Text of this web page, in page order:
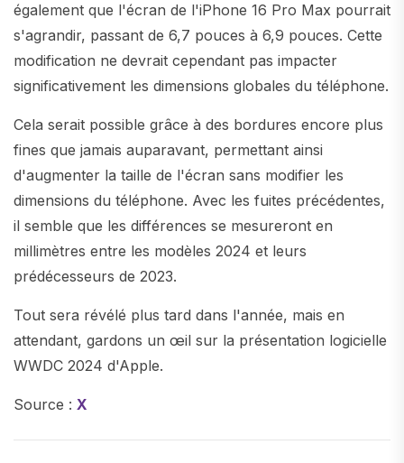
également que l'écran de l'iPhone 16 Pro Max pourrait
s'agrandir, passant de 6,7 pouces à 6,9 pouces. Cette
modification ne devrait cependant pas impacter
significativement les dimensions globales du téléphone.
Cela serait possible grâce à des bordures encore plus
fines que jamais auparavant, permettant ainsi
d'augmenter la taille de l'écran sans modifier les
dimensions du téléphone. Avec les fuites précédentes,
il semble que les différences se mesureront en
millimètres entre les modèles 2024 et leurs
prédécesseurs de 2023.
Tout sera révélé plus tard dans l'année, mais en
attendant, gardons un œil sur la présentation logicielle
WWDC 2024 d'Apple.
Source : X